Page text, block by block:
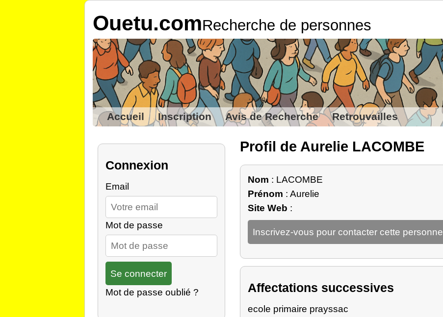
Ouetu.comRecherche de personnes
Accueil Inscription Avis de Recherche Retrouvailles
Connexion
Email
Mot de passe
Mot de passe oublié ?
Profil de Aurelie LACOMBE
Nom : LACOMBE
Prénom : Aurelie
Site Web :
Inscrivez-vous pour contacter cette personne
Affectations successives
ecole primaire prayssac